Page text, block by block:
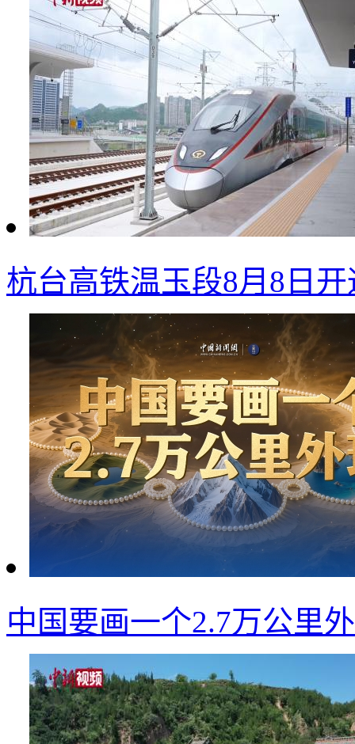
杭台高铁温玉段8月8日
中国要画一个2.7万公里